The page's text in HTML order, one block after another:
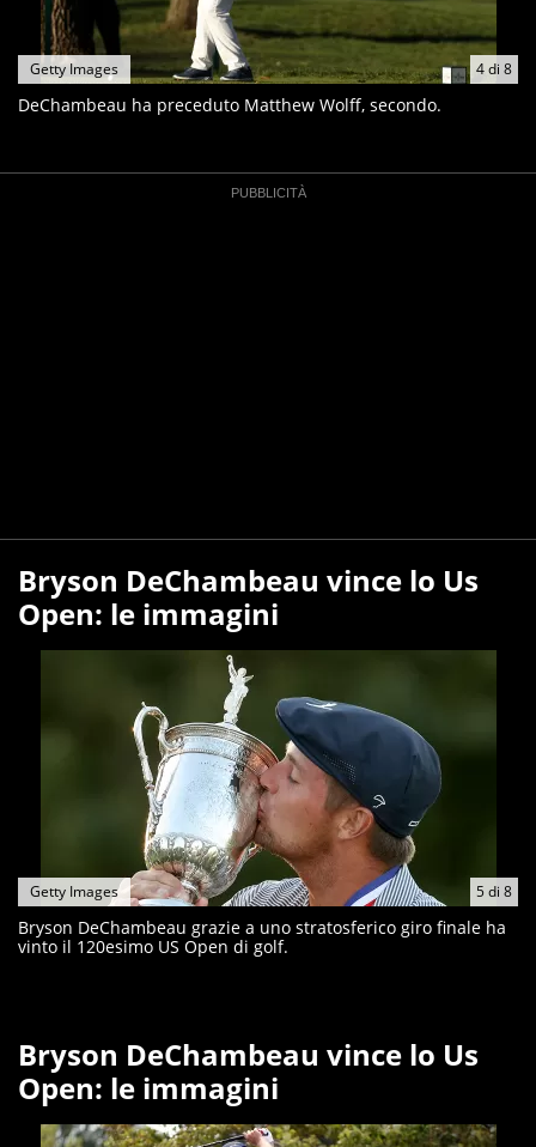
4di 8
Getty Images
DeChambeau ha preceduto Matthew Wolff, secondo.
Bryson DeChambeau vince lo Us
Open: le immagini
5di 8
Getty Images
Bryson DeChambeau grazie a uno stratosferico giro finale ha
vinto il 120esimo US Open di golf.
Bryson DeChambeau vince lo Us
Open: le immagini